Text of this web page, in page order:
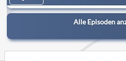
Alle Episoden